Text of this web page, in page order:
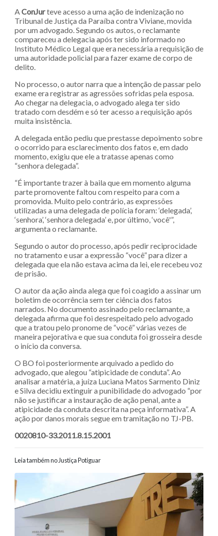
AConJurteve acesso a uma ação de indenização no
Tribunal de Justiça da Paraíba contra Viviane, movida
por um advogado. Segundo os autos, o reclamante
compareceu a delegacia após ter sido informado no
Instituto Médico Legal que era necessária a requisição de
uma autoridade policial para fazer exame de corpo de
delito.
No processo, o autor narra que a intenção de passar pelo
exame era registrar as agressões sofridas pela esposa.
Ao chegar na delegacia, o advogado alega ter sido
tratado com desdém e só ter acesso a requisição após
muita insistência.
A delegada então pediu que prestasse depoimento sobre
o ocorrido para esclarecimento dos fatos e, em dado
momento, exigiu que ele a tratasse apenas como
“senhora delegada”.
“É importante trazer à baila que em momento alguma
parte promovente faltou com respeito para com a
promovida. Muito pelo contrário, as expressões
utilizadas a uma delegada de polícia foram: ‘delegada’,
‘senhora’, ‘senhora delegada’ e, por último, ‘você'”,
argumenta o reclamante.
Segundo o autor do processo, após pedir reciprocidade
no tratamento e usar a expressão “você” para dizer a
delegada que ela não estava acima da lei, ele recebeu voz
de prisão.
O autor da ação ainda alega que foi coagido a assinar um
boletim de ocorrência sem ter ciência dos fatos
narrados. No documento assinado pelo reclamante, a
delegada afirma que foi desrespeitado pelo advogado
que a tratou pelo pronome de “você” várias vezes de
maneira pejorativa e que sua conduta foi grosseira desde
o início da conversa.
O BO foi posteriormente arquivado a pedido do
advogado, que alegou “atipicidade de conduta”. Ao
analisar a matéria, a juíza Luciana Matos Sarmento Diniz
e Silva decidiu extinguir a punibilidade do advogado “por
não se justificar a instauração de ação penal, ante a
atipicidade da conduta descrita na peça informativa”. A
ação por danos morais segue em tramitação no TJ-PB.
0020810-33.2011.8.15.2001
Leia também no Justiça Potiguar
Navegação entre posts